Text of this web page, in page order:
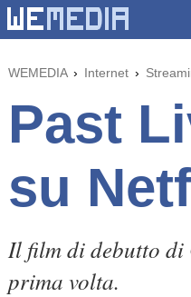
WEMEDIA Internet
Past
su
Il film di debutto di
prima volta.